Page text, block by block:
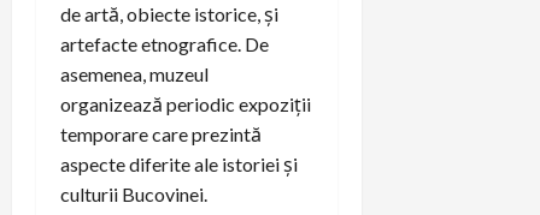
de artă, obiecte istorice, și
artefacte etnografice. De
asemenea, muzeul
organizează periodic expoziții
temporare care prezintă
aspecte diferite ale istoriei și
culturii Bucovinei.